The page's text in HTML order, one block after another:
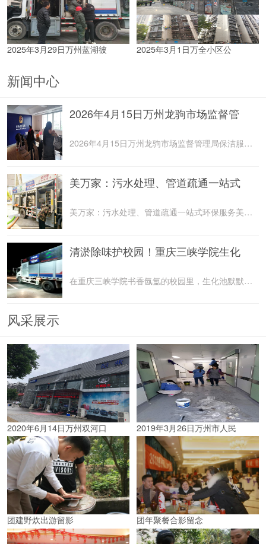
2025年3月29日万州蓝湖彼 2025年3月1日万全小区公
新闻中心
2026年4月15日万州龙驹市场监督管
2026年4月15日万州龙驹市场监督管理局保洁服务由重庆美
美万家：污水处理、管道疏通一站式
美万家：污水处理、管道疏通一站式环保服务美万家公司，
清淤除味护校园！重庆三峡学院生化
在重庆三峡学院书香氤氲的校园里，生化池默默承载着污水
风采展示
2020年6月14日万州双河口 2019年3月26日万州市人民
团建野炊出游留影 团年聚餐合影留念